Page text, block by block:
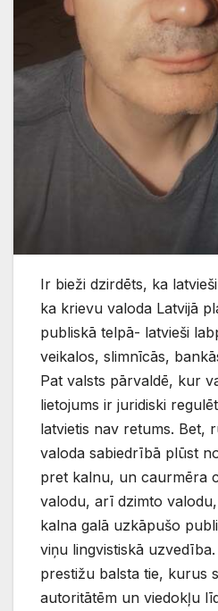
Ir bieži dzirdēts, ka
ka krievu valoda Latvijā
publiskā telpā- latvieši
veikalos, slimnīcās,
Pat valsts pārvaldē, kur
lietojums ir juridiski
latvietis nav retums. Bet,
valoda sabiedrībā plūst
pret kalnu, un caurmēra
valodu, arī dzimto
kalna galā uzkāpušo
viņu lingvistiskā
prestižu balsta tie, kurus
autoritātēm un viedokļu